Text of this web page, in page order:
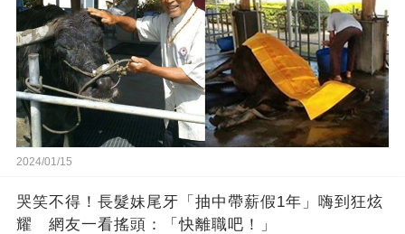
2024/01/15
哭笑不得！長髮妹尾牙「抽中帶薪假1年」嗨到狂炫
耀 網友一看搖頭：「快離職吧！」